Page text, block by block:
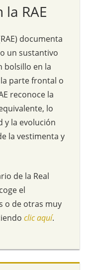
RAE
documenta
un sustantivo
bolsillo en la
parte frontal o
reconoce la
lo
y la evolución
la vestimenta y
de la Real
el
o de otras muy
clic aquí.